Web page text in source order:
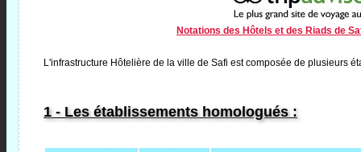
Notations des Hôtels et des Riads de
L'infrastructure Hôtelière de la ville de Safi est composée de plusieurs
1 - Les établissements homologués :